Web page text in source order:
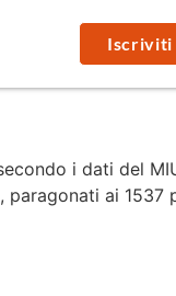
Iscriviti
i dati del
ai 1537